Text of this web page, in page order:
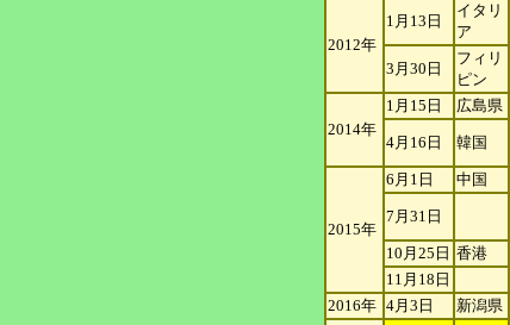
2012年
1月13日
イタリ
ア
3月30日
フィリ
ピン
2014年
1月15日 広島県
4月16日 韓国
2015年
6月1日 中国
7月31日
10月25日 香港
11月18日
2016年 4月3日 新潟県